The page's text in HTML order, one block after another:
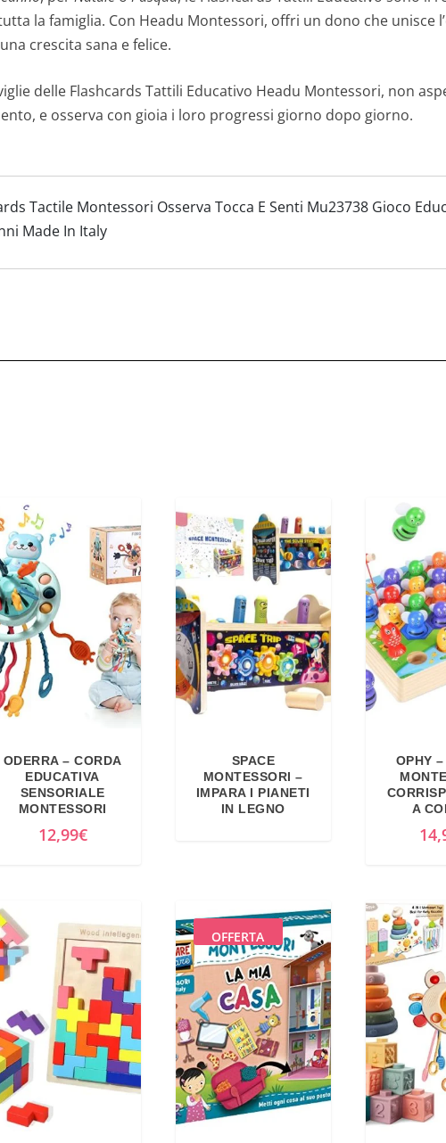
la famiglia. Con Headu Montessori, offri un dono che unisce
crescita sana e felice.
delle Flashcards Tattili Educativo Headu Montessori, non
e osserva con gioia i loro progressi giorno dopo giorno.
Tactile Montessori Osserva Tocca E Senti Mu23738 Gioco
Made In Italy
ODERRA – CORDA
EDUCATIVA
SENSORIALE
MONTESSORI
12,99€
SPACE
MONTESSORI –
IMPARA I PIANETI
IN LEGNO
OPHY
A
OFFERTA